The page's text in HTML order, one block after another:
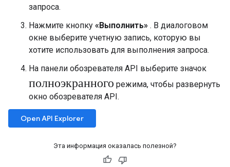
запроса.
Нажмите кнопку «Выполнить» . В диалоговом
окне выберите учетную запись, которую вы
хотите использовать для выполнения запроса.
На панели обозревателя API выберите значок
полноэкранного режима, чтобы развернуть
окно обозревателя API.
Open API Explorer
Эта информация оказалась полезной?